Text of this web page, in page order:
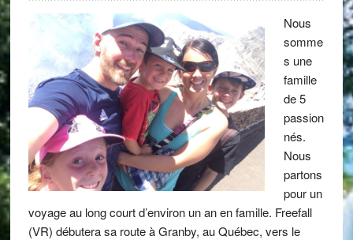
Nous
somme
s une
famille
de 5
passion
nés.
Nous
partons
pour un
voyage au long court d’environ un an en famille. Freefall
(VR) débutera sa route à Granby, au Québec, vers le